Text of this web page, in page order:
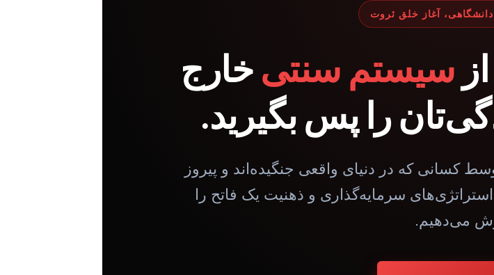
دانشگاهی، آغاز خلق ثروت
سیستم سنتی خارج
را پس بگیرید.
کسانی که در دنیای واقعی جنگیده‌اند و پیروز
سرمایه‌گذاری و ذهنیت یک فاتح را
می‌دهیم.